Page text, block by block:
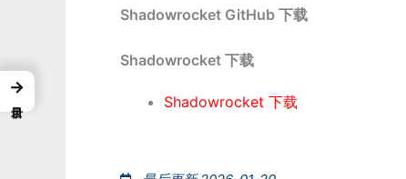
Shadowrocket GitHub 下载
Shadowrocket 下载
Shadowrocket 下载
→